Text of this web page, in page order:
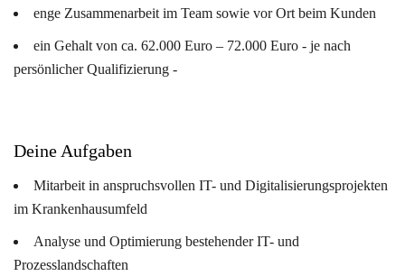
enge Zusammenarbeit im Team sowie vor Ort beim Kunden
ein Gehalt von ca. 62.000 Euro – 72.000 Euro - je nach
persönlicher Qualifizierung -
Deine Aufgaben
Mitarbeit in anspruchsvollen IT- und Digitalisierungsprojekten
im Krankenhausumfeld
Analyse und Optimierung bestehender IT- und
Prozesslandschaften